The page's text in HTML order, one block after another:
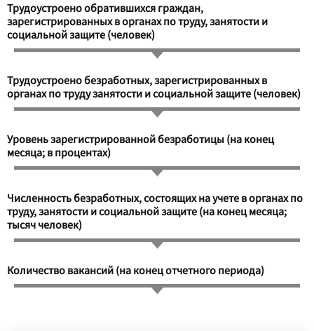
Трудоустроено обратившихся граждан,
зарегистрированных в органах по труду, занятости и
социальной защите (человек)
Трудоустроено безработных, зарегистрированных в
органах по труду занятости и социальной защите (человек)
Уровень зарегистрированной безработицы (на конец
месяца; в процентах)
Численность безработных, состоящих на учете в органах по
труду, занятости и социальной защите (на конец месяца;
тысяч человек)
Количество вакансий (на конец отчетного периода)